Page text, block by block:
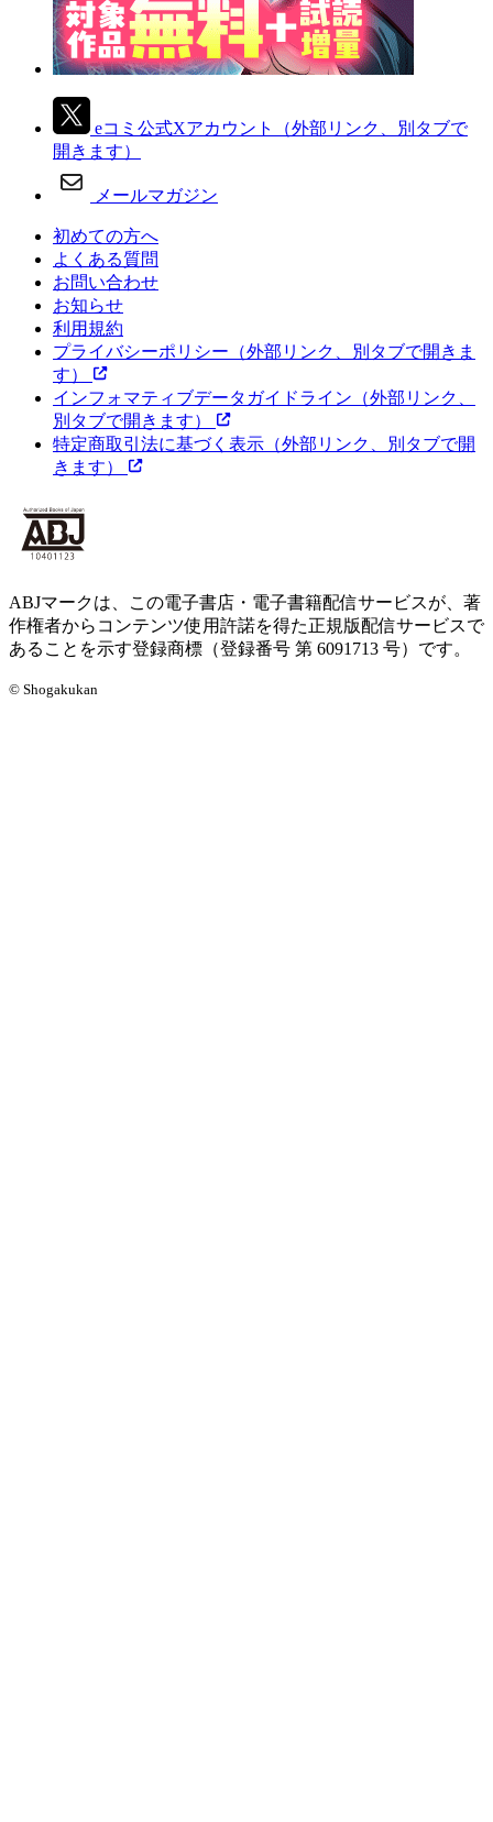
eコミ公式Xアカウント
（外部リンク、別タブで
開きます）
メールマガジン
初めての方へ
よくある質問
お問い合わせ
お知らせ
利用規約
プライバシーポリシー （外部リンク、別タブで開きま
す）
インフォマティブデータガイドライン （外部リンク、
別タブで開きます）
特定商取引法に基づく表示 （外部リンク、別タブで開
きます）
ABJマークは、この電子書店・電子書籍配信サービスが、著
作権者からコンテンツ使用許諾を得た正規版配信サービスで
あることを示す登録商標（登録番号 第 6091713 号）です。
© Shogakukan